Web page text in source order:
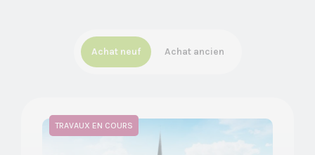
Achat neuf Achat ancien
TRAVAUX EN COURS